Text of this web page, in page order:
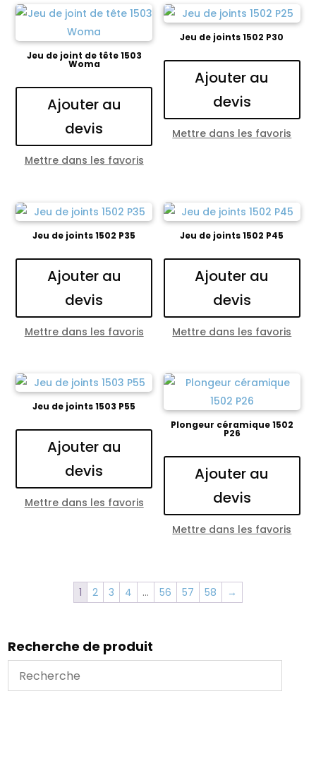
Jeu de joint de tête 1503
Woma
Ajouter au
devis
Mettre dans les favoris
Jeu de joints 1502 P30
Ajouter au
devis
Mettre dans les favoris
Jeu de joints 1502 P35
Ajouter au
devis
Mettre dans les favoris
Jeu de joints 1502 P45
Ajouter au
devis
Mettre dans les favoris
Jeu de joints 1503 P55
Ajouter au
devis
Mettre dans les favoris
Plongeur céramique 1502
P26
Ajouter au
devis
Mettre dans les favoris
1 2 3 4 … 56 57 58 →
Recherche de produit